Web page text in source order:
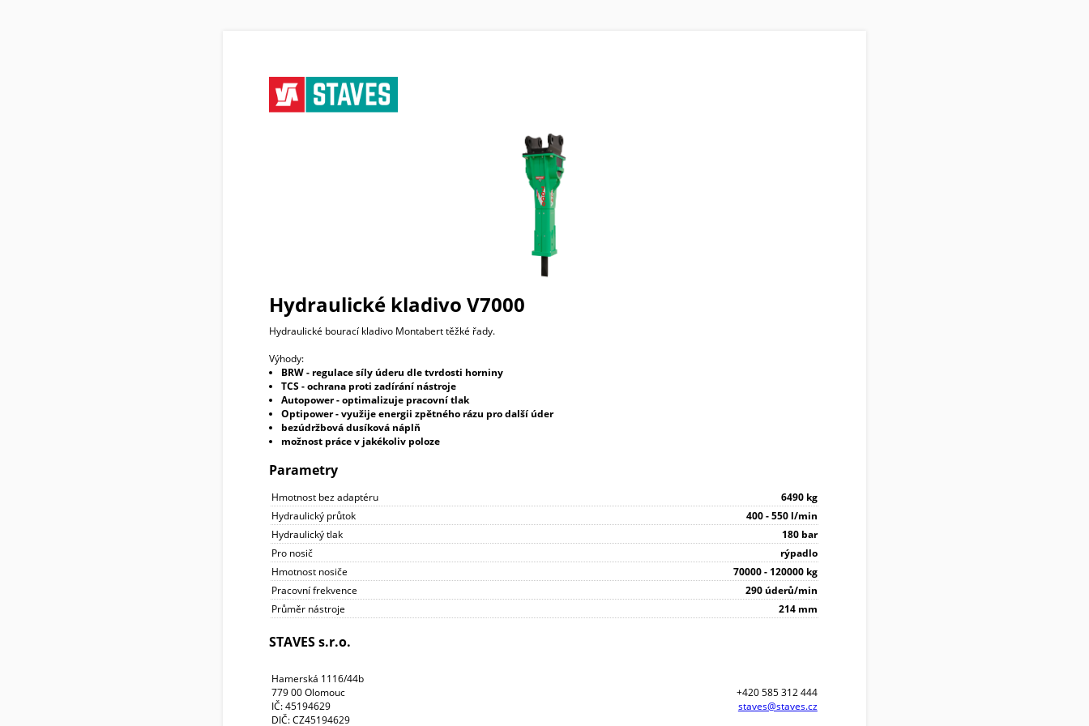
Hydraulické kladivo V7000
Hydraulické bourací kladivo Montabert těžké řady.
Výhody:
BRW - regulace síly úderu dle tvrdosti horniny
TCS - ochrana proti zadírání nástroje
Autopower - optimalizuje pracovní tlak
Optipower - využije energii zpětného rázu pro další úder
bezúdržbová dusíková náplň
možnost práce v jakékoliv poloze
Parametry
Hmotnost bez adaptéru
6490 kg
Hydraulický průtok
400 - 550 l/min
Hydraulický tlak
180 bar
Pro nosič
rýpadlo
Hmotnost nosiče
70000 - 120000 kg
Pracovní frekvence
290 úderů/min
Průměr nástroje
214 mm
STAVES s.r.o.
Hamerská 1116/44b
779 00 Olomouc
IČ: 45194629
DIČ: CZ45194629
+420 585 312 444
staves@staves.cz